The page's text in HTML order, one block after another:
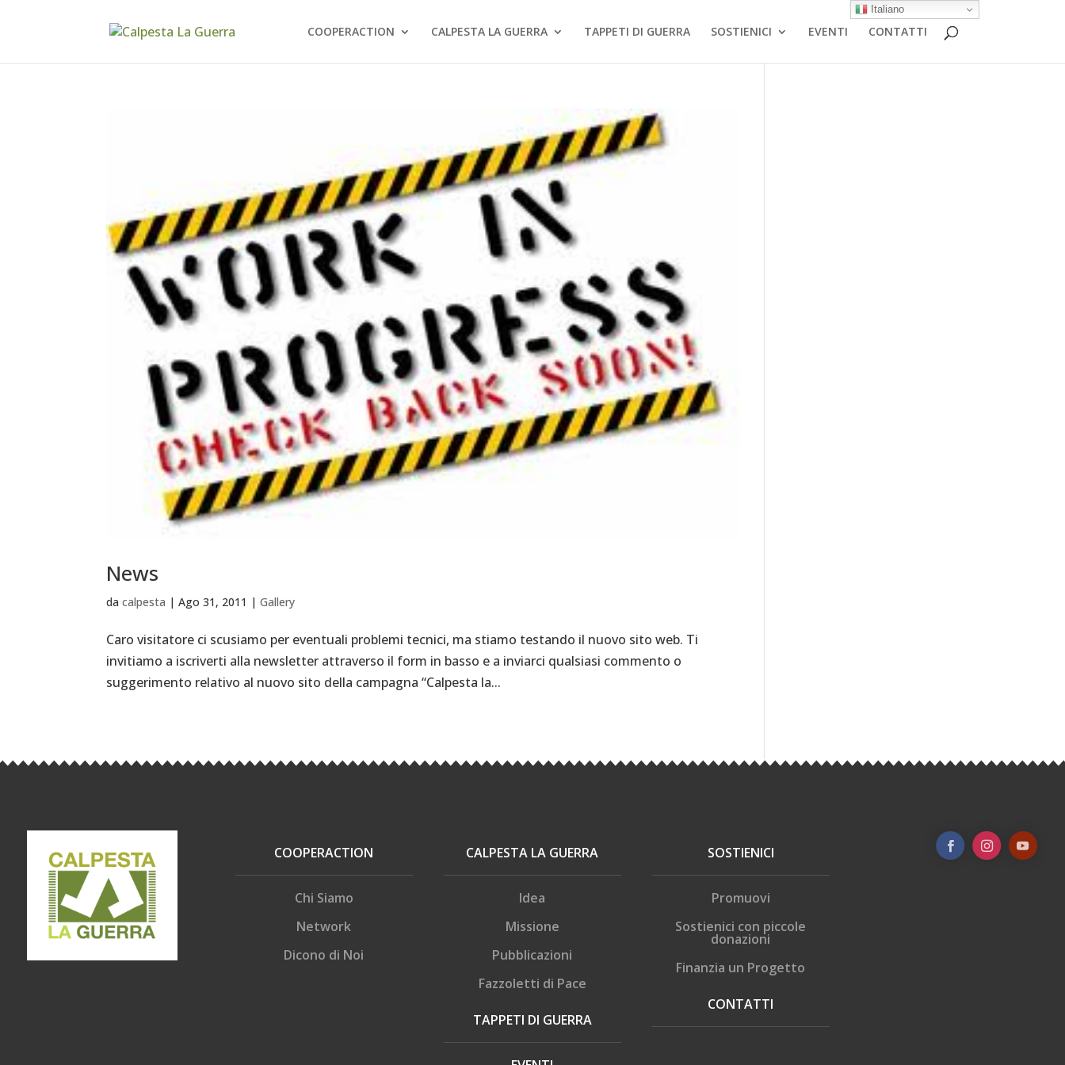
COOPERACTION CALPESTA LA GUERRA TAPPETI DI GUERRA SOSTIENICI EVENTI CONTATTI
News
dacalpesta |Ago 31, 2011 |Gallery
Caro visitatore ci scusiamo per eventuali problemi tecnici, ma stiamo testando il nuovo sito web. Ti
invitiamo a iscriverti alla newsletter attraverso il form in basso e a inviarci qualsiasi commento o
suggerimento relativo al nuovo sito della campagna “Calpesta la...
COOPERACTION
Chi Siamo
Network
Dicono di Noi
CALPESTA LA GUERRA
Idea
Missione
Pubblicazioni
Fazzoletti di Pace
TAPPETI DI GUERRA
SOSTIENICI
Promuovi
Sostienici con piccole
donazioni
Finanzia un Progetto
CONTATTI
Italiano